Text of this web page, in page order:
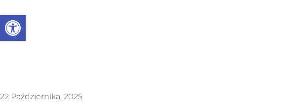
Otwórz pasek narzędzi
22 Października, 2025